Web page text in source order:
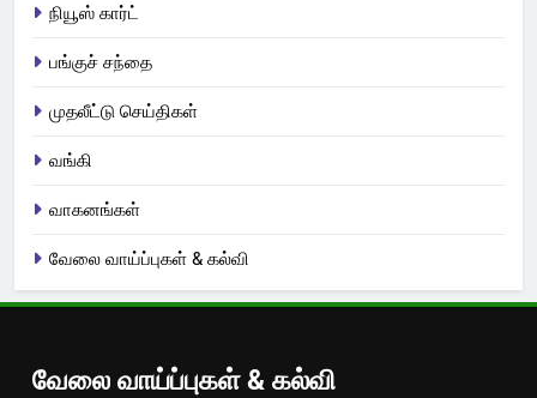
நியூஸ் கார்ட்
பங்குச் சந்தை
முதலீட்டு செய்திகள்
வங்கி
வாகனங்கள்
வேலை வாய்ப்புகள் & கல்வி
வேலை வாய்ப்புகள் & கல்வி